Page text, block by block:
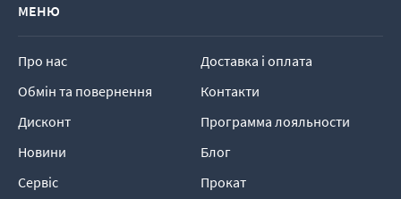
МЕНЮ
Про нас
Доставка і оплата
Обмін та повернення
Контакти
Дисконт
Программа лояльности
Новини
Блог
Сервіс
Прокат